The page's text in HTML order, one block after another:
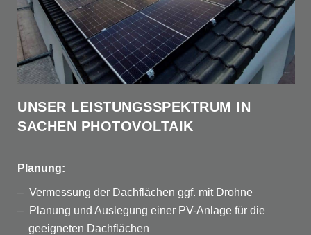
UNSER LEISTUNGSSPEKTRUM IN
SACHEN PHOTOVOLTAIK
Planung:
– Vermessung der Dachflächen ggf. mit Drohne
– Planung und Auslegung einer PV-Anlage für die
geeigneten Dachflächen